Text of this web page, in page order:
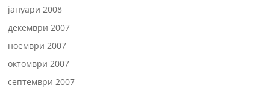
јануари 2008
декември 2007
ноември 2007
октомври 2007
септември 2007